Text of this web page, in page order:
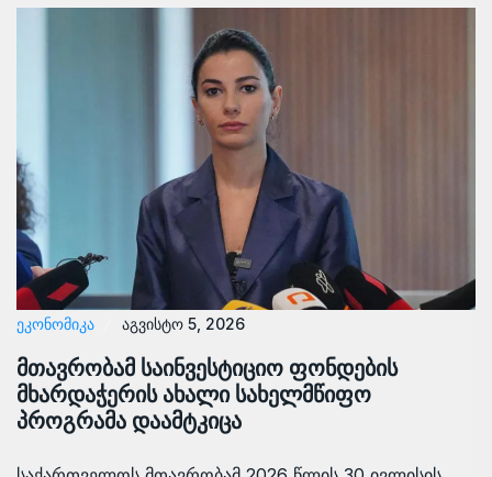
ᲔᲙᲝᲜᲝᲛᲘᲙᲐ აგვისტო 5, 2026
მთავრობამ საინვესტიციო ფონდების
მხარდაჭერის ახალი სახელმწიფო
პროგრამა დაამტკიცა